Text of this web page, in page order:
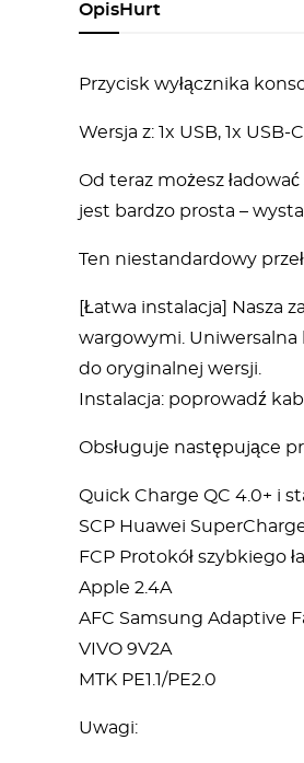
OpisHurt
Przycisk wyłącznika
Wersja z: 1x USB, 1x USB-C
Od teraz możesz
jest bardzo prosta –
Ten niestandardowy
[Łatwa instalacja] Nasza
wargowymi. Uniwersalna
do oryginalnej wersji.
Instalacja: poprowadź
Obsługuje następujące
Quick Charge QC 4.0+ i
SCP Huawei
FCP Protokół szybkiego
Apple 2.4A
AFC Samsung Adaptive
VIVO 9V2A
MTK PE1.1/PE2.0
Uwagi: